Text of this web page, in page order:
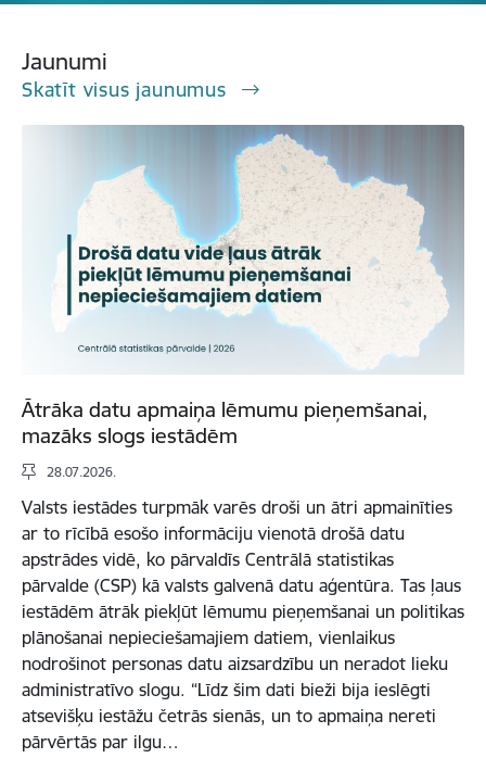
Jaunumi
Skatīt visus jaunumus
Ātrāka datu apmaiņa lēmumu pieņemšanai,
mazāks slogs iestādēm
28.07.2026.
Valsts iestādes turpmāk varēs droši un ātri apmainīties
ar to rīcībā esošo informāciju vienotā drošā datu
apstrādes vidē, ko pārvaldīs Centrālā statistikas
pārvalde (CSP) kā valsts galvenā datu aģentūra. Tas ļaus
iestādēm ātrāk piekļūt lēmumu pieņemšanai un politikas
plānošanai nepieciešamajiem datiem, vienlaikus
nodrošinot personas datu aizsardzību un neradot lieku
administratīvo slogu. “Līdz šim dati bieži bija ieslēgti
atsevišķu iestāžu četrās sienās, un to apmaiņa nereti
pārvērtās par ilgu…